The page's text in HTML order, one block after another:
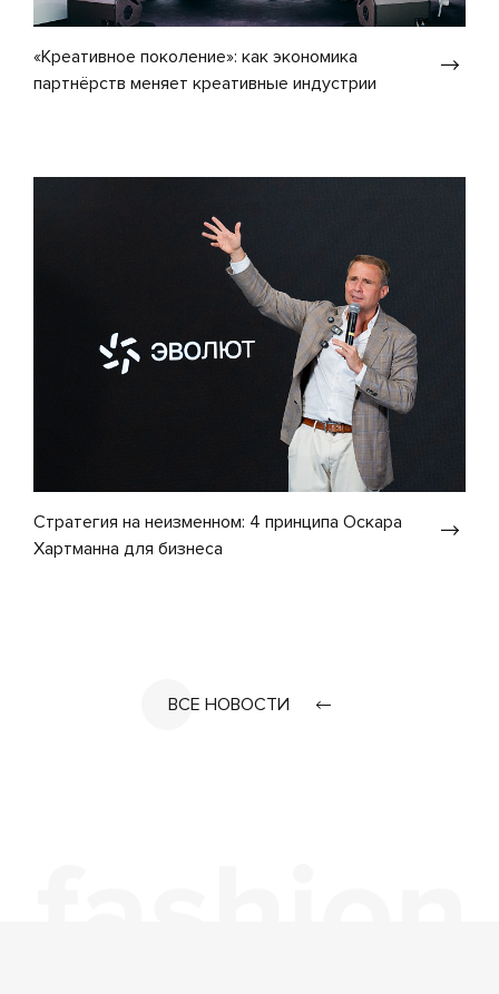
«Креативное поколение»: как экономика
партнёрств меняет креативные индустрии
Стратегия на неизменном: 4 принципа Оскара
Хартманна для бизнеса
ВСЕ НОВОСТИ